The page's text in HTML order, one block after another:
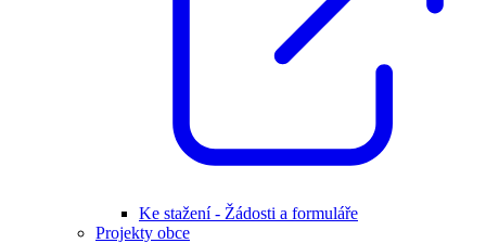
Ke stažení - Žádosti a formuláře
Projekty obce